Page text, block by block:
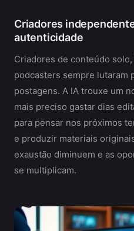
Criadores
autenticidade
Criadores de conteúdo
podcasters sempre lutaram
postagens. A IA trouxe um
mais preciso gastar dias
para pensar nos próximos
e produzir materiais
exaustão diminuem e as
se multiplicam.